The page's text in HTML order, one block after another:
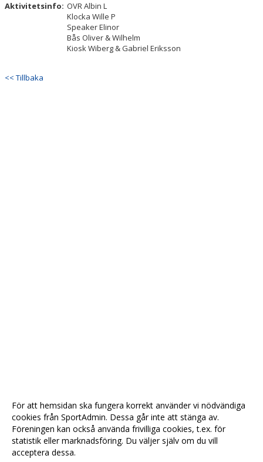
Aktivitetsinfo: OVR Albin L
Klocka Wille P
Speaker Elinor
Bås Oliver & Wilhelm
Kiosk Wiberg & Gabriel Eriksson
<< Tillbaka
För att hemsidan ska fungera korrekt använder vi nödvändiga
cookies från SportAdmin. Dessa går inte att stänga av.
Föreningen kan också använda frivilliga cookies, t.ex. för
statistik eller marknadsföring. Du väljer själv om du vill
acceptera dessa.